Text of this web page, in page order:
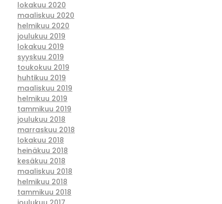
lokakuu 2020
maaliskuu 2020
helmikuu 2020
joulukuu 2019
lokakuu 2019
syyskuu 2019
toukokuu 2019
huhtikuu 2019
maaliskuu 2019
helmikuu 2019
tammikuu 2019
joulukuu 2018
marraskuu 2018
lokakuu 2018
heinäkuu 2018
kesäkuu 2018
maaliskuu 2018
helmikuu 2018
tammikuu 2018